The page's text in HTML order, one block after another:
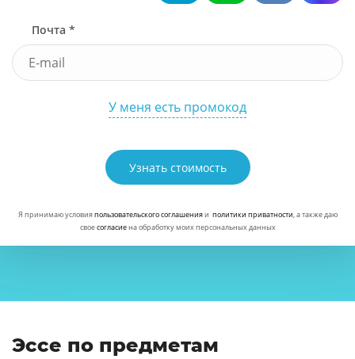
Почта *
У меня есть промокод
Узнать стоимость
Я принимаю условияпользовательского соглашенияи политики приватности, а также даю
своесогласиена обработку моих персональных данных
Эссе по предметам